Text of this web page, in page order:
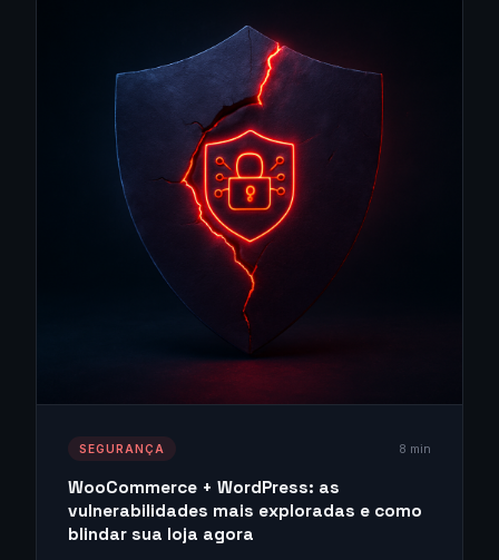
SEGURANÇA 8 min
WooCommerce + WordPress: as
vulnerabilidades mais exploradas e como
blindar sua loja agora